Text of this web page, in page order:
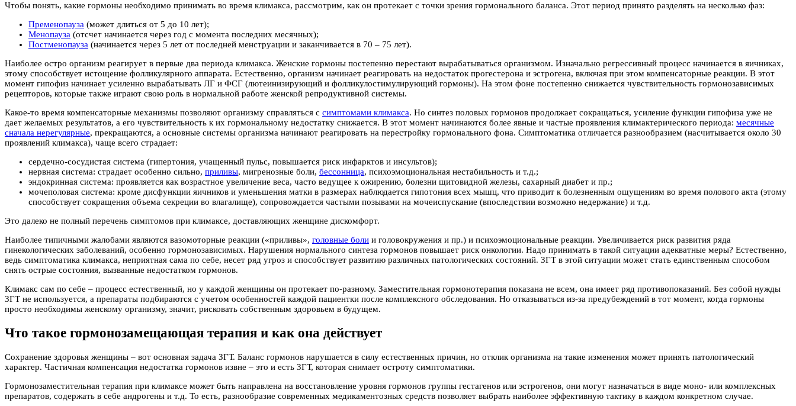
Чтобы понять, какие гормоны необходимо принимать во время климакса, рассмотрим, как он протекает с точки зрения гормонального баланса. Этот период принято разделять на несколько фаз:
Пременопауза (может длиться от 5 до 10 лет);
Менопауза (отсчет начинается через год с момента последних месячных);
Постменопауза (начинается через 5 лет от последней менструации и заканчивается в 70 – 75 лет).
Наиболее остро организм реагирует в первые два периода климакса. Женские гормоны постепенно перестают вырабатываться организмом. Изначально регрессивный процесс начинается в яичниках,
этому способствует истощение фолликулярного аппарата. Естественно, организм начинает реагировать на недостаток прогестерона и эстрогена, включая при этом компенсаторные реакции. В этот
момент гипофиз начинает усиленно вырабатывать ЛГ и ФСГ (лютеинизирующий и фолликулостимулирующий гормоны). На этом фоне постепенно снижается чувствительность гормонозависимых
рецепторов, которые также играют свою роль в нормальной работе женской репродуктивной системы.
Какое-то время компенсаторные механизмы позволяют организму справляться с симптомами климакса. Но синтез половых гормонов продолжает сокращаться, усиление функции гипофиза уже не
дает желаемых результатов, а его чувствительность к их гормональному недостатку снижается. В этот момент начинаются более явные и частые проявления климактерического периода: месячные
сначала нерегулярные, прекращаются, а основные системы организма начинают реагировать на перестройку гормонального фона. Симптоматика отличается разнообразием (насчитывается около 30
проявлений климакса), чаще всего страдает:
сердечно-сосудистая система (гипертония, учащенный пульс, повышается риск инфарктов и инсультов);
нервная система: страдает особенно сильно, приливы, мигренозные боли, бессонница, психоэмоциональная нестабильность и т.д.;
эндокринная система: проявляется как возрастное увеличение веса, часто ведущее к ожирению, болезни щитовидной железы, сахарный диабет и пр.;
мочеполовая система: кроме дисфункции яичников и уменьшения матки в размерах наблюдается гипотония всех мышц, что приводит к болезненным ощущениям во время полового акта (этому
способствует сокращения объема секреции во влагалище), сопровождается частыми позывами на мочеиспускание (впоследствии возможно недержание) и т.д.
Это далеко не полный перечень симптомов при климаксе, доставляющих женщине дискомфорт.
Наиболее типичными жалобами являются вазомоторные реакции («приливы», головные боли и головокружения и пр.) и психоэмоциональные реакции. Увеличивается риск развития ряда
гинекологических заболеваний, особенно гормонозависимых. Нарушения нормального синтеза гормонов повышает риск онкологии. Надо принимать в такой ситуации адекватные меры? Естественно,
ведь симптоматика климакса, неприятная сама по себе, несет ряд угроз и способствует развитию различных патологических состояний. ЗГТ в этой ситуации может стать единственным способом
снять острые состояния, вызванные недостатком гормонов.
Климакс сам по себе – процесс естественный, но у каждой женщины он протекает по-разному. Заместительная гормонотерапия показана не всем, она имеет ряд противопоказаний. Без собой нужды
ЗГТ не используется, а препараты подбираются с учетом особенностей каждой пациентки после комплексного обследования. Но отказываться из-за предубеждений в тот момент, когда гормоны
просто необходимы женскому организму, значит, рисковать собственным здоровьем в будущем.
Что такое гормонозамещающая терапия и как она действует
Сохранение здоровья женщины – вот основная задача ЗГТ. Баланс гормонов нарушается в силу естественных причин, но отклик организма на такие изменения может принять патологический
характер. Частичная компенсация недостатка гормонов извне – это и есть ЗГТ, которая снимает остроту симптоматики.
Гормонозаместительная терапия при климаксе может быть направлена на восстановление уровня гормонов группы гестагенов или эстрогенов, они могут назначаться в виде моно- или комплексных
препаратов, содержать в себе андрогены и т.д. То есть, разнообразие современных медикаментозных средств позволяет выбрать наиболее эффективную тактику в каждом конкретном случае.